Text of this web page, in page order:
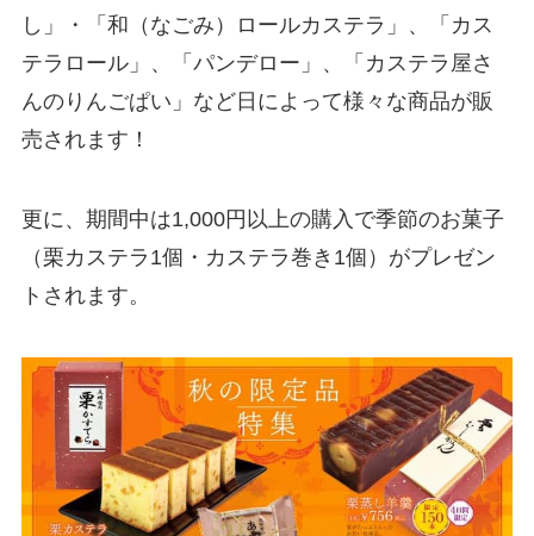
し」・「和（なごみ）ロールカステラ」、「カス
テラロール」、「パンデロー」、「カステラ屋さ
んのりんごぱい」など日によって様々な商品が販
売されます！
更に、期間中は1,000円以上の購入で季節のお菓子
（栗カステラ1個・カステラ巻き1個）がプレゼン
トされます。